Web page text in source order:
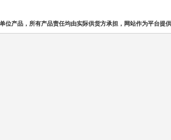
位产品，所有产品责任均由实际供货方承担，网站作为平台提